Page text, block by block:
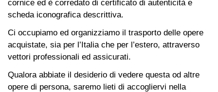
cornice ed è corredato di certificato di autenticità e
scheda iconografica descrittiva.
Ci occupiamo ed organizziamo il trasporto delle opere
acquistate, sia per l’Italia che per l’estero, attraverso
vettori professionali ed assicurati.
Qualora abbiate il desiderio di vedere questa od altre
opere di persona, saremo lieti di accogliervi nella